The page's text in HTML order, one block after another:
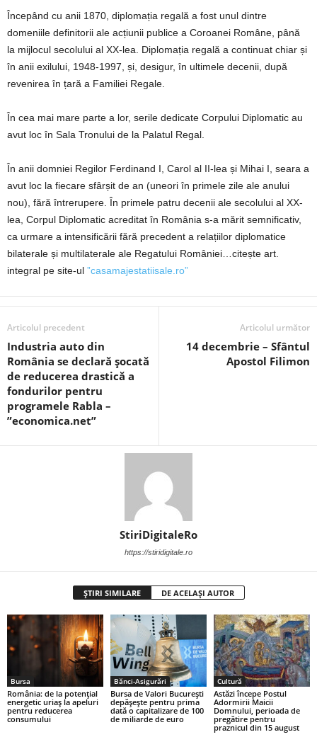
Începând cu anii 1870, diplomația regală a fost unul dintre
domeniile definitorii ale acțiunii publice a Coroanei Române, până
la mijlocul secolului al XX-lea. Diplomația regală a continuat chiar și
în anii exilului, 1948-1997, și, desigur, în ultimele decenii, după
revenirea în țară a Familiei Regale.
În cea mai mare parte a lor, serile dedicate Corpului Diplomatic au
avut loc în Sala Tronului de la Palatul Regal.
În anii domniei Regilor Ferdinand I, Carol al II-lea și Mihai I, seara a
avut loc la fiecare sfârșit de an (uneori în primele zile ale anului
nou), fără întrerupere. În primele patru decenii ale secolului al XX-
lea, Corpul Diplomatic acreditat în România s-a mărit semnificativ,
ca urmare a intensificării fără precedent a relațiilor diplomatice
bilaterale și multilaterale ale Regatului României…citește art.
integral pe site-ul ”casamajestatiisale.ro”
Articolul precedent
Industria auto din
România se declară șocată
de reducerea drastică a
fondurilor pentru
programele Rabla –
”economica.net”
Articolul următor
14 decembrie – Sfântul
Apostol Filimon
StiriDigitaleRo
https://stiridigitale.ro
ȘTIRI SIMILARE DE ACELAȘI AUTOR
Bursa
România: de la potențial
energetic uriaș la apeluri
pentru reducerea
consumului
Bănci-Asigurări
Bursa de Valori București
depășește pentru prima
dată o capitalizare de 100
de miliarde de euro
Cultură
Astăzi începe Postul
Adormirii Maicii
Domnului, perioada de
pregătire pentru
praznicul din 15 august